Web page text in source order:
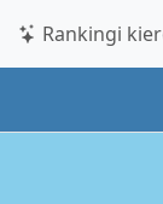
Rankingi